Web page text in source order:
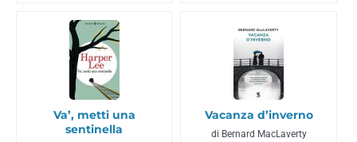
Va’, metti una
sentinella
Vacanza d’inverno
di Bernard MacLaverty